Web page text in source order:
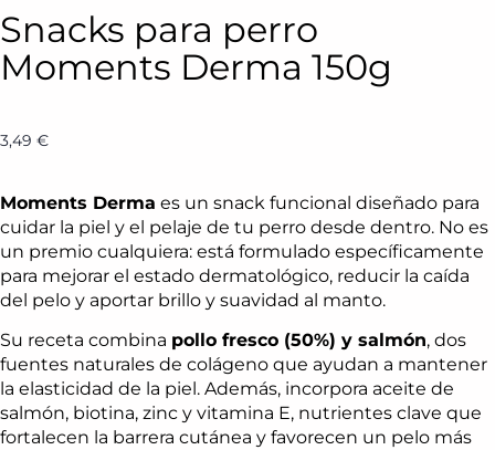
Snacks para perro
Moments Derma 150g
3,49 €
Moments Derma es un snack funcional diseñado para
cuidar la piel y el pelaje de tu perro desde dentro. No es
un premio cualquiera: está formulado específicamente
para mejorar el estado dermatológico, reducir la caída
del pelo y aportar brillo y suavidad al manto.
Su receta combina pollo fresco (50%) y salmón, dos
fuentes naturales de colágeno que ayudan a mantener
la elasticidad de la piel. Además, incorpora aceite de
salmón, biotina, zinc y vitamina E, nutrientes clave que
fortalecen la barrera cutánea y favorecen un pelo más